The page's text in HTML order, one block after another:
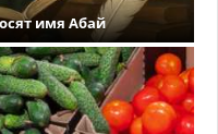
имя Абай